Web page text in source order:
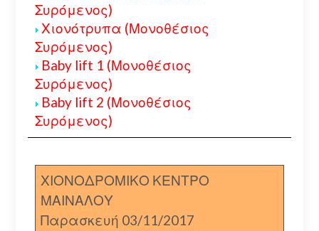
Συρόμενος)
Χιονότρυπα (Μονοθέσιος
Συρόμενος)
Baby lift 1 (Μονοθέσιος
Συρόμενος)
Baby lift 2 (Μονοθέσιος
Συρόμενος)
ΧΙΟΝΟΔΡΟΜΙΚΟ ΚΕΝΤΡΟ
ΜΑΙΝΑΛΟΥ
Παρασκευή 03/11/2017